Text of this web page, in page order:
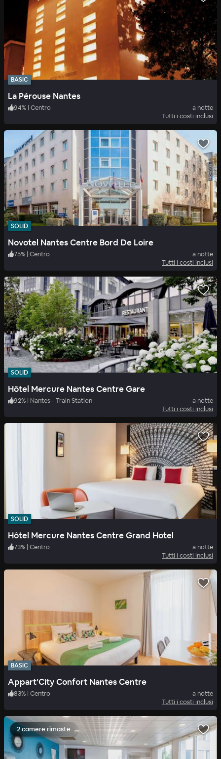
BASIC
La Pérouse Nantes
94% | Centro
a notte
Tutti i costi inclusi
SOLID
Novotel Nantes Centre Bord De Loire
75% | Centro
a notte
Tutti i costi inclusi
SOLID
Hôtel Mercure Nantes Centre Gare
92% | Nantes - Train Station
a notte
Tutti i costi inclusi
SOLID
Hôtel Mercure Nantes Centre Grand Hotel
73% | Centro
a notte
Tutti i costi inclusi
BASIC
Appart'City Confort Nantes Centre
83% | Centro
a notte
Tutti i costi inclusi
2 camere rimaste